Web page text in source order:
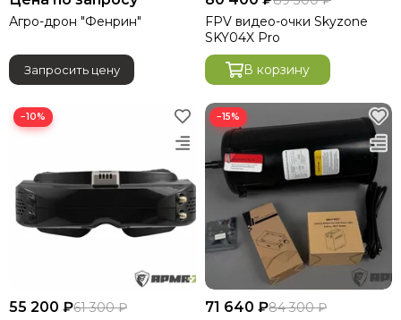
Агро-дрон "Фенрин"
Запросить цену
FPV видео-очки Skyzone
SKY04X Pro
В корзину
−10%
55 200 ₽61 300 ₽
−15%
71 640 ₽84 300 ₽